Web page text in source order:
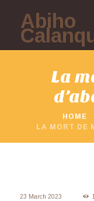
Abiho
La
HOME
LA MORT DE
23 March 2023